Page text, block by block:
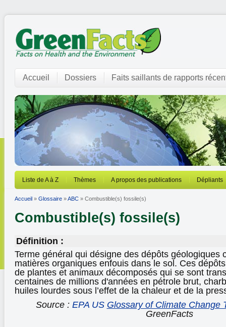
Accueil Dossiers Faits saillants de rapports
Liste de A à Z Thèmes A propos des publications Dépliants
Accueil » Glossaire »ABC » Combustible(s) fossile(s)
Combustible(s) fossile(s)
Définition :
Terme général qui désigne des dépôts géologiques
matières organiques enfouis dans le sol. Ces
de plantes et animaux décomposés qui se sont
centaines de millions d'années en pétrole brut,
huiles lourdes sous l’effet de la chaleur et de la
Source : EPA US Glossary of Climate Change
GreenFacts